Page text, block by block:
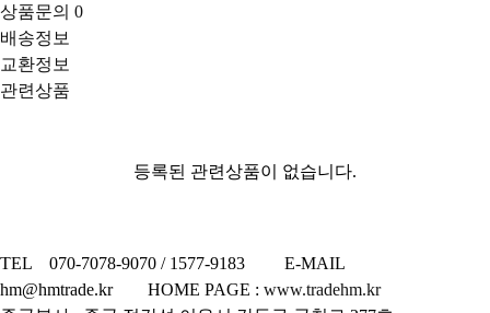
상품문의 0
배송정보
교환정보
관련상품
등록된 관련상품이 없습니다.
TEL 070-7078-9070 / 1577-9183 E-MAIL
hm@hmtrade.kr HOME PAGE : www.tradehm.kr